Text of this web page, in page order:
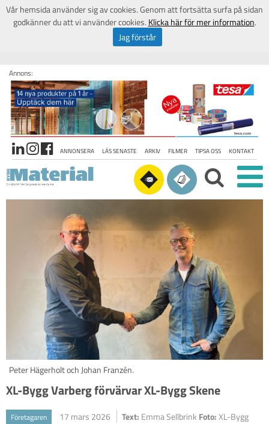
Annons:
ANNONSERA LÄS SENASTE ARKIV FILMER TIPSA OSS KONTAKT
Peter Hägerholt och Johan Franzén.
XL-Bygg Varberg förvärvar XL-Bygg Skene
Företagaren 17 mars 2026 Text: Emma Sellbrink Foto:XL-Bygg
Vår hemsida använder sig av cookies. Genom att fortsätta surfa på sidan
godkänner du att vi använder cookies. Klicka här för mer information.
Jag förstår